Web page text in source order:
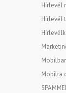
Hírlevél
Hírlevél
Mobilra